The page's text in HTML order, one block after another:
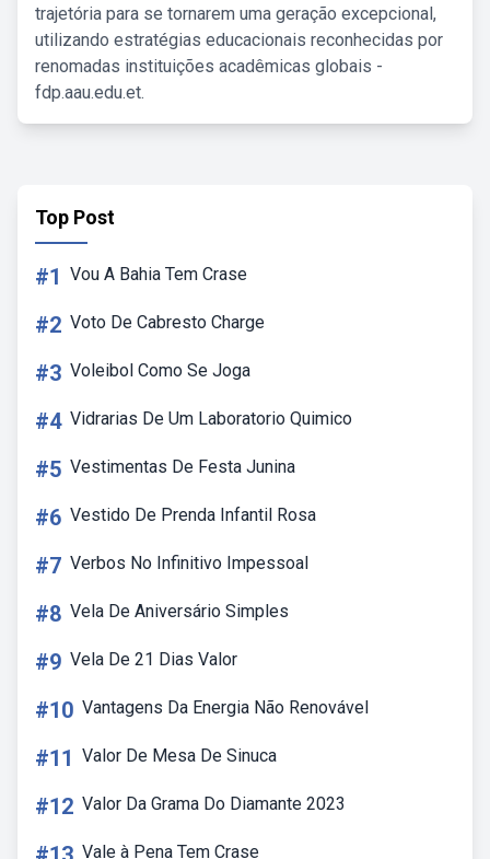
trajetória para se tornarem uma geração excepcional,
utilizando estratégias educacionais reconhecidas por
renomadas instituições acadêmicas globais -
fdp.aau.edu.et.
Top Post
#1 Vou A Bahia Tem Crase
#2 Voto De Cabresto Charge
#3 Voleibol Como Se Joga
#4 Vidrarias De Um Laboratorio Quimico
#5 Vestimentas De Festa Junina
#6 Vestido De Prenda Infantil Rosa
#7 Verbos No Infinitivo Impessoal
#8 Vela De Aniversário Simples
#9 Vela De 21 Dias Valor
#10 Vantagens Da Energia Não Renovável
#11 Valor De Mesa De Sinuca
#12 Valor Da Grama Do Diamante 2023
Vale à Pena Tem Crase